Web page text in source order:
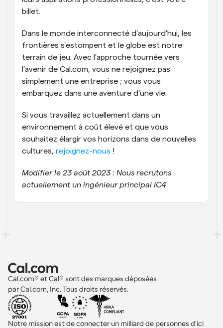
billet.
Dans le monde interconnecté d'aujourd'hui, les
frontières s'estompent et le globe est notre
terrain de jeu. Avec l'approche tournée vers
l'avenir de Cal.com, vous ne rejoignez pas
simplement une entreprise ; vous vous
embarquez dans une aventure d'une vie.
Si vous travaillez actuellement dans un
environnement à coût élevé et que vous
souhaitez élargir vos horizons dans de nouvelles
cultures, rejoignez-nous !
Modifier le 23 août 2023 : Nous recrutons
actuellement un ingénieur principal IC4
Cal.com® et Cal® sont des marques déposées
par Cal.com, Inc. Tous droits réservés.
Notre mission est de connecter un milliard de personnes d'ici